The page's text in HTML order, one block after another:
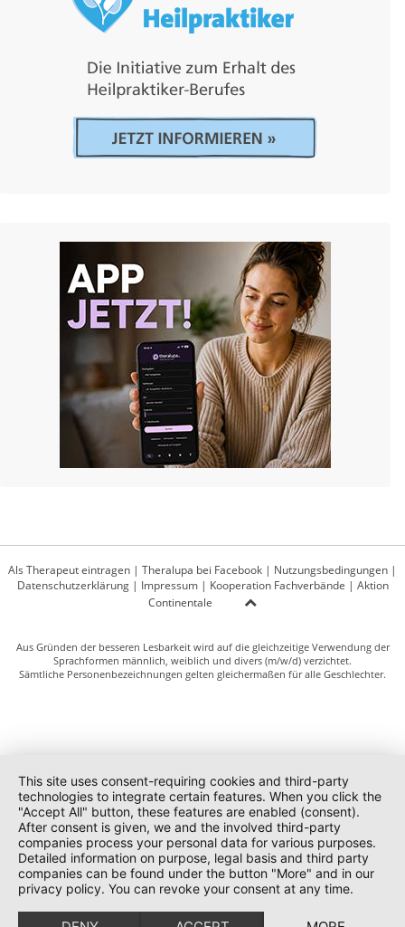
Als Therapeut eintragen | Theralupa bei Facebook | Nutzungsbedingungen |
Datenschutzerklärung| Impressum| Kooperation Fachverbände | Aktion
Continentale
Aus Gründen der besseren Lesbarkeit wird auf die gleichzeitige Verwendung der
Sprachformen männlich, weiblich und divers (m/w/d) verzichtet.
Sämtliche Personenbezeichnungen gelten gleichermaßen für alle Geschlechter.
This site uses consent-requiring cookies and third-party
technologies to integrate certain features. When you click the
"Accept All" button, these features are enabled (consent).
After consent is given, we and the involved third-party
companies process your personal data for various purposes.
Detailed information on purpose, legal basis and third party
companies can be found under the button "More" and in our
privacy policy. You can revoke your consent at any time.